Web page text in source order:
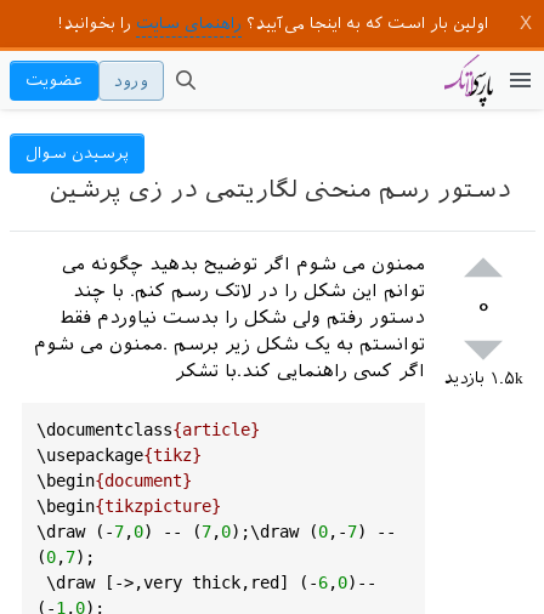
اولین بار است که به اینجا می‌آیید؟ راهنمای سایت را بخوانید!
ورود عضویت
دستور رسم منحنی لگاریتمی در زی پرشین
پرسیدن سوال
۰
۱.۵k بازدید
ممنون می شوم اگر توضیح بدهید چگونه می
توانم این شکل را در لاتک رسم کنم. با چند
دستور رفتم ولی شکل را بدست نیاوردم فقط
توانستم به یک شکل زیر برسم .ممنون می شوم
اگر کسی راهنمایی کند.با تشکر
\documentclass{article}
\usepackage{tikz}
\begin{document}
\begin{tikzpicture}
\draw (-7,0) -- (7,0);\draw (0,-7) --
(0,7);
\draw [->,very thick,red] (-6,0)--
(-1 ,0);